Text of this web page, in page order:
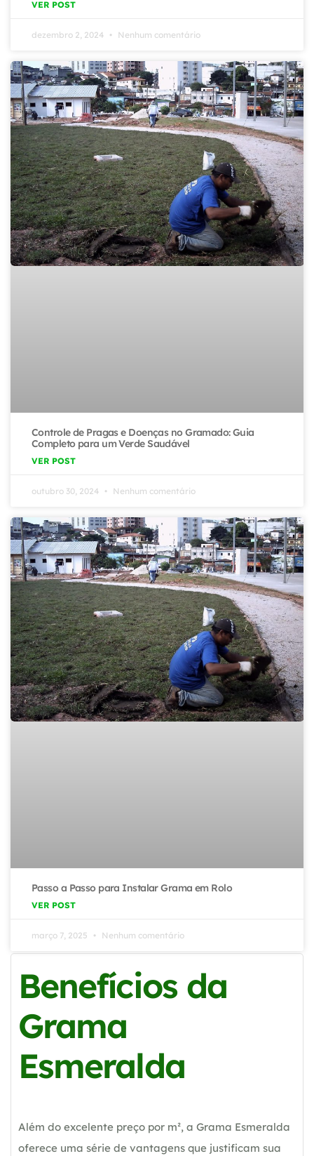
VER POST
dezembro 2, 2024 Nenhum comentário
Controle de Pragas e Doenças no Gramado: Guia
Completo para um Verde Saudável
VER POST
outubro 30, 2024 Nenhum comentário
Passo a Passo para Instalar Grama em Rolo
VER POST
março 7, 2025 Nenhum comentário
Benefícios da
Grama
Esmeralda
Além do excelente preço por m², a Grama Esmeralda
oferece uma série de vantagens que justificam sua